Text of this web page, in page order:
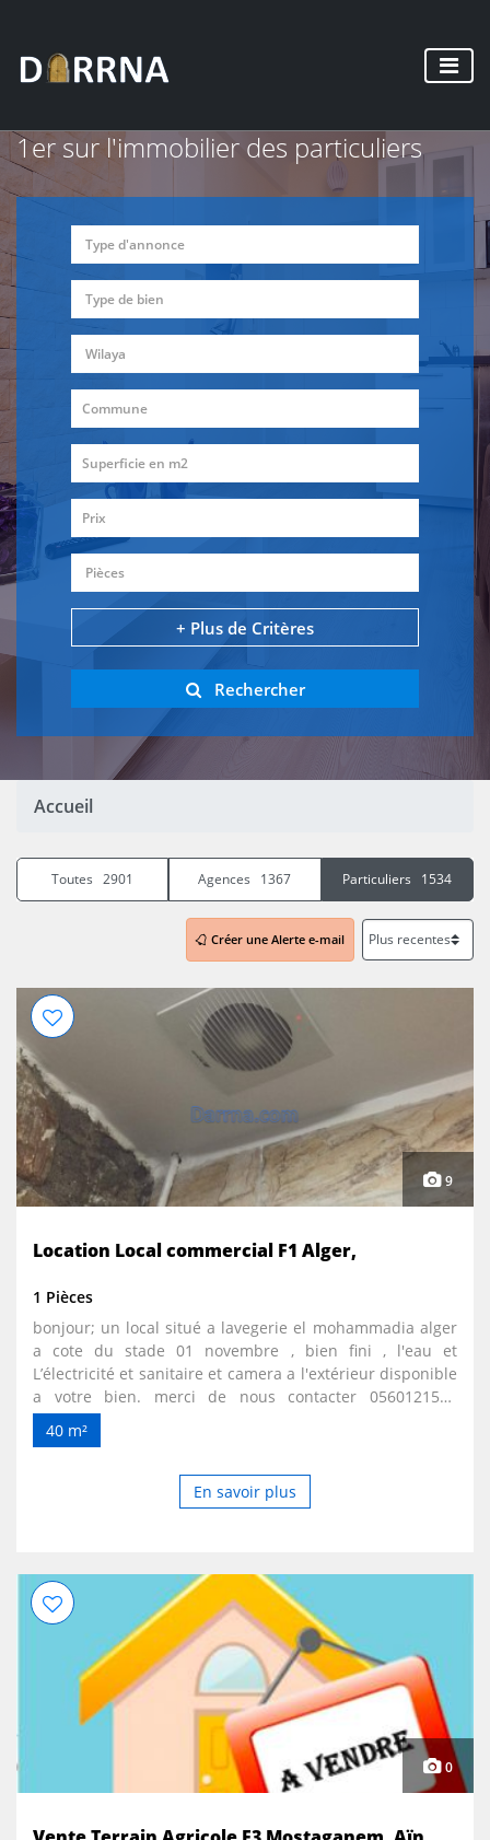
1er sur l'immobilier des particuliers
Type d'annonce
Type de bien
Wilaya
Prix
Pièces
+ Plus de Critères
Rechercher
Accueil
Toutes 2901 Agences 1367 Particuliers 1534
Créer une Alerte e-mail
9
Location Local commercial F1 Alger,
1 Pièces
bonjour; un local situé a lavegerie el mohammadia alger
a cote du stade 01 novembre , bien fini , l'eau et
L’électricité et sanitaire et camera a l'extérieur disponible
a votre bien. merci de nous contacter 0560121578
bienvenue.
40 m²
En savoir plus
0